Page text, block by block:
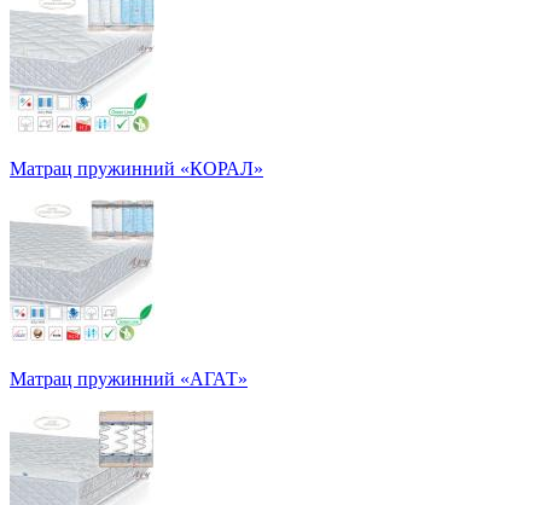
Матрац пружинний «КОРАЛ»
Матрац пружинний «АГАТ»